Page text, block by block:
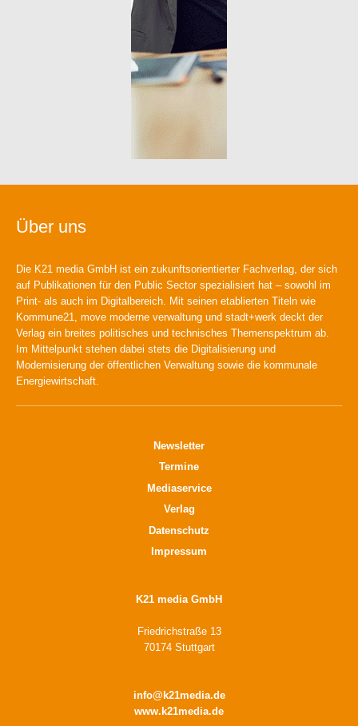
Über uns
Die K21 media GmbH ist ein zukunftsorientierter Fachverlag, der sich
auf Publikationen für den Public Sector spezialisiert hat – sowohl im
Print- als auch im Digitalbereich. Mit seinen etablierten Titeln wie
Kommune21, move moderne verwaltung und stadt+werk deckt der
Verlag ein breites politisches und technisches Themenspektrum ab.
Im Mittelpunkt stehen dabei stets die Digitalisierung und
Modernisierung der öffentlichen Verwaltung sowie die kommunale
Energiewirtschaft.
Newsletter
Termine
Mediaservice
Verlag
Datenschutz
Impressum
K21 media GmbH
Friedrichstraße 13
70174 Stuttgart
info@k21media.de
www.k21media.de